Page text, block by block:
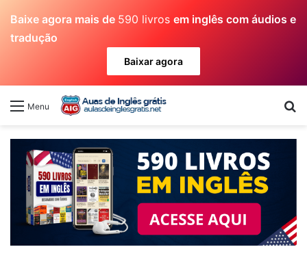
Baixe agora mais de 590 livros em inglês com áudios e
tradução
Baixar agora
Menu